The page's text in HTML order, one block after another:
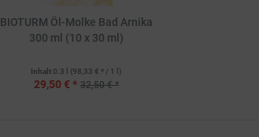
BIOTURM Öl-Molke Bad Arnika
300 ml (10 x 30 ml)
Inhalt 0.3 l (98,33 € * / 1 l)
29,50 € * 32,50 € *